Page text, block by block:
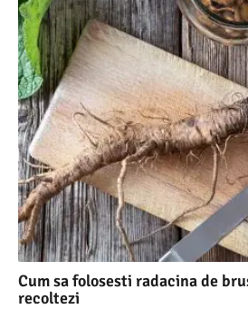
Cum sa folosesti radacina de
recoltezi